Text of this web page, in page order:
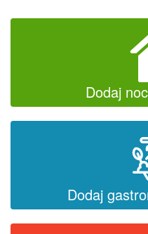
Dodaj
Dodaj